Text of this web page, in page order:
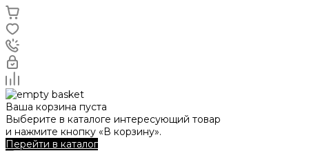
Ваша корзина пуста
Выберите в каталоге интересующий товар
и нажмите кнопку «В корзину».
Перейти в каталог